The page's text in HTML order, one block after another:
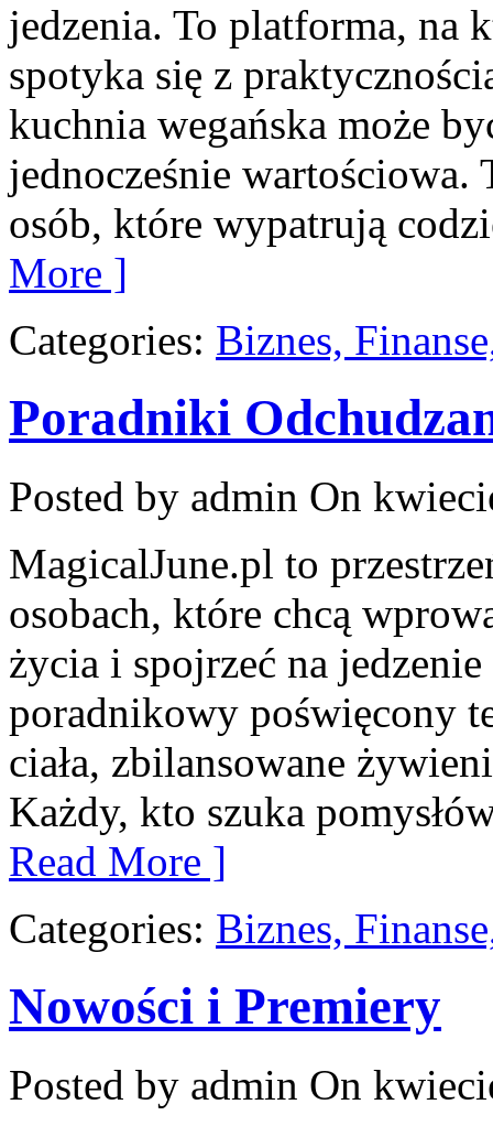
jedzenia. To platforma, na
spotyka się z
kuchnia wegańska może
jednocześnie wartościowa.
osób, które wypatrują
More ]
Categories: Biznes,
Poradniki
Posted by admin On
MagicalJune.pl to
osobach, które chcą
życia i spojrzeć na
poradnikowy poświęcony
ciała, zbilansowane
Każdy, kto szuka
Read More ]
Categories: Biznes,
Nowości i Premiery
Posted by admin On